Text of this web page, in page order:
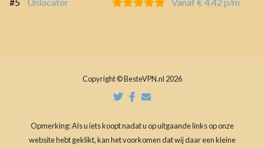
Copyright © BesteVPN.nl 2026
Opmerking: Als u iets koopt nadat u op uitgaande links op onze
website hebt geklikt, kan het voorkomen dat wij daar een kleine